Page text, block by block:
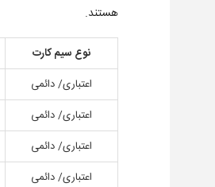
هستند.
نوع سیم کارت
اعتباری/ دائمی
اعتباری/ دائمی
اعتباری/ دائمی
اعتباری/ دائمی